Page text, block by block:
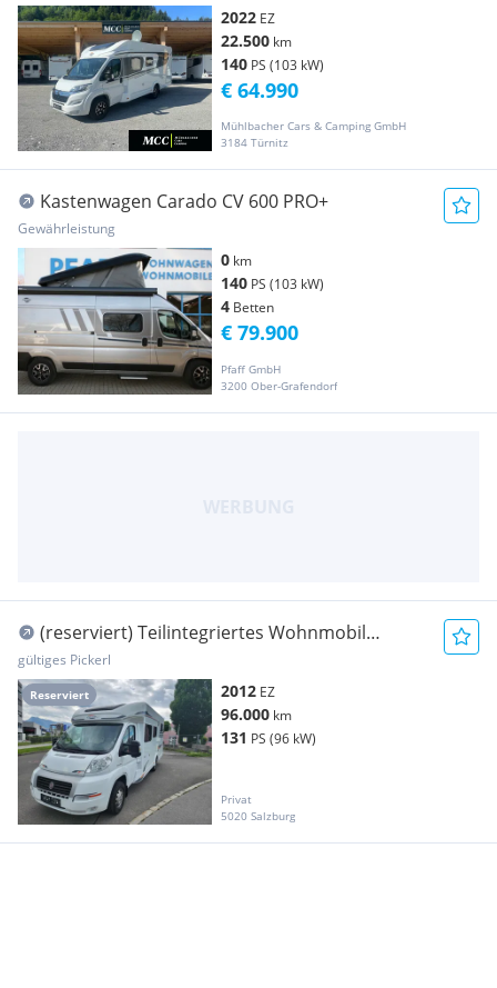
2022 EZ
22.500 km
140 PS (103 kW)
Mühlbacher Cars & Camping GmbH
3184 Türnitz
€ 64.990
Kastenwagen Carado CV 600 PRO+
Gewährleistung
0 km
140 PS (103 kW)
4 Betten
Pfaff GmbH
3200 Ober-Grafendorf
€ 79.900
Reserviert
(reserviert) Teilintegriertes Wohnmobil
Carado Carado T448 auf Fiat Ducato 250
gültiges Pickerl
2012 EZ
96.000 km
131 PS (96 kW)
Privat
5020 Salzburg